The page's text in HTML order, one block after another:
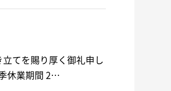
てを賜り厚く御礼申し
上げます。誠に勝手ながら、以下の期間を休業とさせていただきます。 記 夏季休業期間 2…